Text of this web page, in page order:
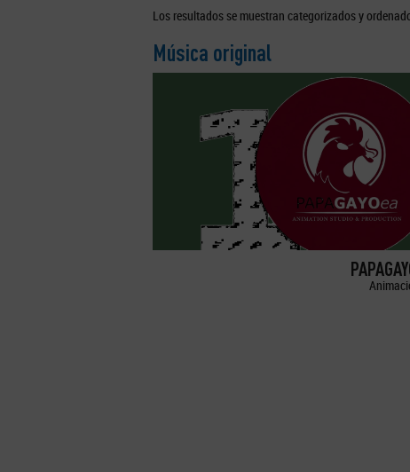
Los resultados se muestran categorizados y
Música original